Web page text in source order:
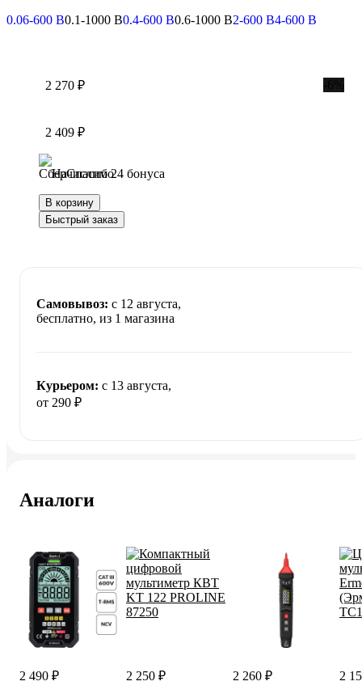
0.06-600 В0.1-1000 В0.4-600 В0.6-1000 В2-600 В4-600 В
2 270 ₽
2 409 ₽
Начислим 24 бонуса
В корзину
Быстрый заказ
Самовывоз: c 12 августа,
бесплатно, из 1 магазина
Курьером: c 13 августа,
от 290 ₽
Аналоги
2 490 ₽ 2 250 ₽ 2 260 ₽ 2